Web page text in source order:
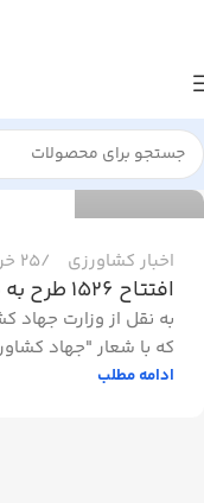
admin2
اخبار کشاورزی 25 خرداد 1402
افتتاح ۱۵۲۶ طرح به مناسبت هفته جهاد کشاورزی
به نقل از وزارت جهاد
که با شعار "جهاد
ادامه مطلب